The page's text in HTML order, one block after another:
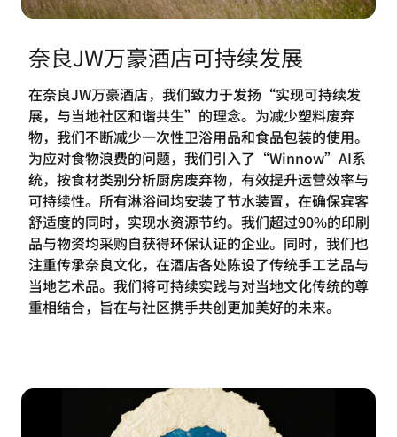
奈良JW万豪酒店可持续发展
在奈良JW万豪酒店，我们致力于发扬“实现可持续发
展，与当地社区和谐共生”的理念。为减少塑料废弃
物，我们不断减少一次性卫浴用品和食品包装的使用。
为应对食物浪费的问题，我们引入了“Winnow”AI系
统，按食材类别分析厨房废弃物，有效提升运营效率与
可持续性。所有淋浴间均安装了节水装置，在确保宾客
舒适度的同时，实现水资源节约。我们超过90%的印刷
品与物资均采购自获得环保认证的企业。同时，我们也
注重传承奈良文化，在酒店各处陈设了传统手工艺品与
当地艺术品。我们将可持续实践与对当地文化传统的尊
重相结合，旨在与社区携手共创更加美好的未来。